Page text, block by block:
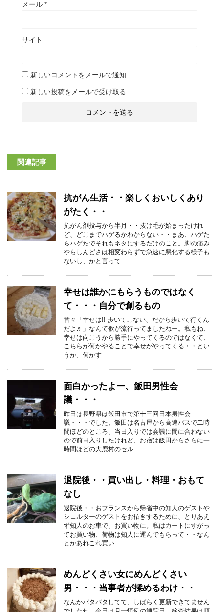
メール *
サイト
新しいコメントをメールで通知
新しい投稿をメールで受け取る
関連記事
抗がん生活・・楽しくおいしくあり
がたく・・
抗がん剤投与から半月・・抜け毛が始まったけれ
ど、どこまでハゲるかわからない・・まあ、ハゲた
らハゲたでそれもネタにするだけのこと。脚の痛み
やらしんどさは相変わらずで急速に悪化する様子も
ないし、かと言って ...
幸せは誰かにもらうものではなく
て・・・自分で創るもの
昔々「幸せは!! 歩いてこない、だから歩いて行くん
だよ♬」なんて歌が流行ってましたねー。私もね、
幸せは向こうから勝手にやってくるのではなくて、
こちらが何かやることで幸せがやってくる・・とい
うか、何かす ...
面白かったよー、飯田男性会
議・・・
昨日は長野県は飯田市で第十三回日本男性会
議・・・でした。飯田は名古屋から高速バスで二時
間ほどのところ、当日入りでは会議に間に合わない
ので前日入りしたけれど、お宿は飯田からさらに一
時間ほどの大鹿村のセル ...
退院後・・買い出し・料理・おもて
なし
退院後・・おフランスから帰省中の知人のゲストや
シェルターのゲストをお招きするために、とりあえ
ず知人のお車で、お買い物に。私はカートにすがっ
てお買い物、荷物は知人に運んでもらって・・なん
とかあれこれ買い ...
めんどくさい女にめんどくさい
男・・・当事者が揉めるわけ・・
なんかバタバタしてて、しばらく更新できてません